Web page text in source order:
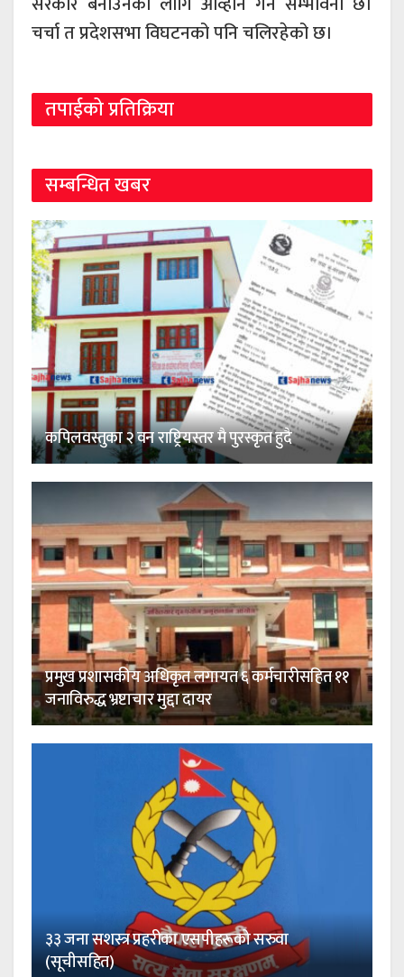
चर्चा त प्रदेशसभा विघटनको पनि चलिरहेको छ।
तपाईको प्रतिक्रिया
सम्बन्धित खबर
कपिलवस्तुका २ वन राष्ट्रियस्तर मै पुरस्कृत हुदै
प्रमुख प्रशासकीय अधिकृत लगायत ६ कर्मचारीसहित ११
जनाविरुद्ध भ्रष्टाचार मुद्दा दायर
३३ जना सशस्त्र प्रहरीका एसपीहरूको सरुवा
(सूचीसहित)